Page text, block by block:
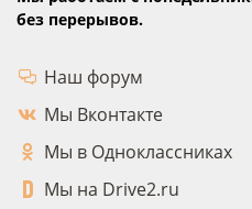
без перерывов.
Наш форум
Мы Вконтакте
Мы в Одноклассниках
Мы на Drive2.ru